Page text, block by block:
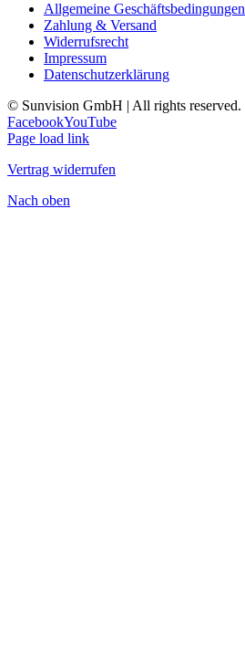
Allgemeine Geschäftsbedingungen
Zahlung & Versand
Widerrufsrecht
Impressum
Datenschutzerklärung
© Sunvision GmbH | All rights reserved.
FacebookYouTube
Page load link
Vertrag widerrufen
Nach oben